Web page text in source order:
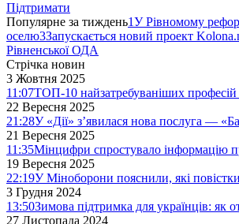
Підтримати
Популярне за тиждень1У Рівномому
оселю3Запускається новий проект
Рівненської ОДА
Стрічка новин
3 Жовтня 2025
11:07ТОП-10 найзатребуваніших професій
22 Вересня 2025
21:28У «Дії» з’явилася нова послуга —
21 Вересня 2025
11:35Мінцифри спростувало інформацію
19 Вересня 2025
22:19У Міноборони пояснили, які
3 Грудня 2024
13:50Зимова підтримка для українців: як
27 Листопада 2024